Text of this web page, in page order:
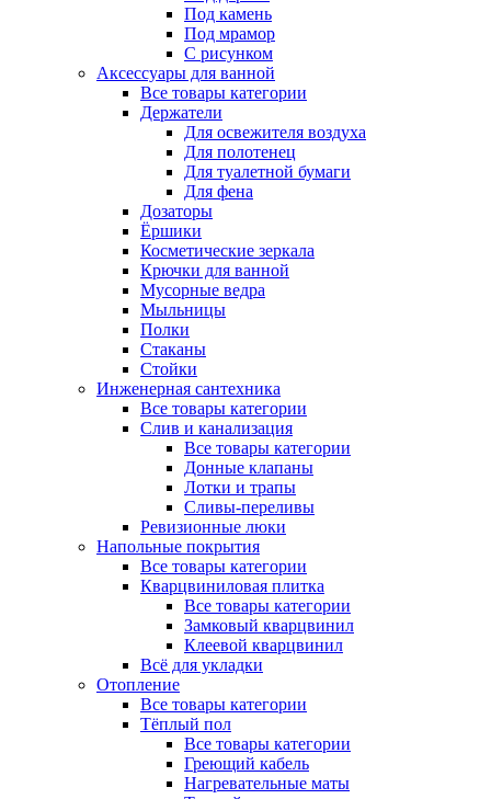
Под камень
Под мрамор
С рисунком
Аксессуары для ванной
Все товары категории
Держатели
Для освежителя воздуха
Для полотенец
Для туалетной бумаги
Для фена
Дозаторы
Ёршики
Косметические зеркала
Крючки для ванной
Мусорные ведра
Мыльницы
Полки
Стаканы
Стойки
Инженерная сантехника
Все товары категории
Слив и канализация
Все товары категории
Донные клапаны
Лотки и трапы
Сливы-переливы
Ревизионные люки
Напольные покрытия
Все товары категории
Кварцвиниловая плитка
Все товары категории
Замковый кварцвинил
Клеевой кварцвинил
Всё для укладки
Отопление
Все товары категории
Тёплый пол
Все товары категории
Греющий кабель
Нагревательные маты